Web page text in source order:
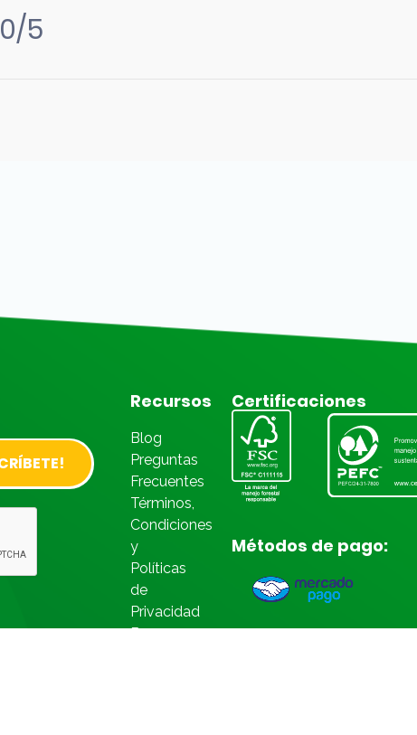
0/5
Recursos
Blog
Preguntas
Frecuentes
Términos,
Condiciones
y
Políticas
de
Privacidad
Bases
Certificaciones
Métodos de pago: